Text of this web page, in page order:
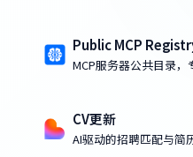
Public MCP
MCP服务器公共目录
CV更新
AI驱动的招聘匹配与简